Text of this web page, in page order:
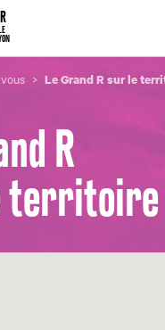
Le Grand R sur le
R
territoire
panel